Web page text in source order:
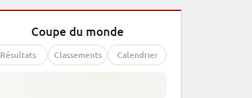
Coupe du monde
Résultats Classements Calendrier